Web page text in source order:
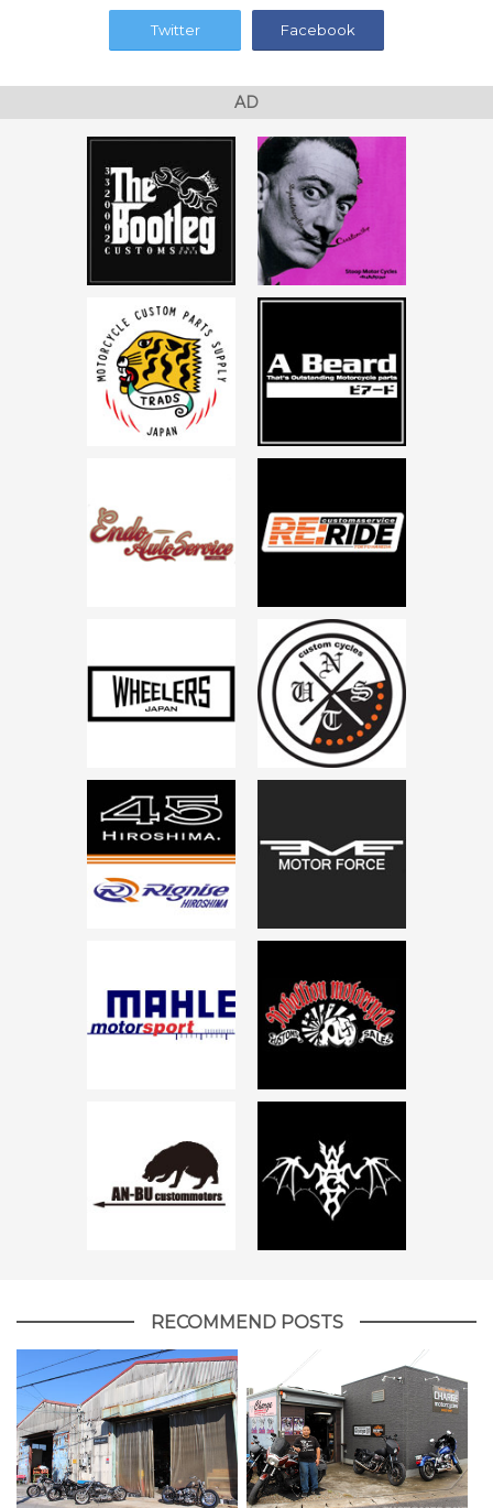
Twitter Facebook
AD
RECOMMEND POSTS